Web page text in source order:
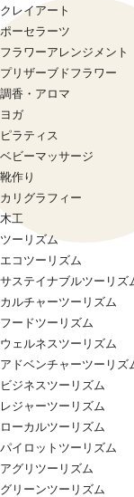
クレイアート
ポーセラーツ
フラワーアレンジメント
プリザーブドフラワー
調香・アロマ
ヨガ
ピラティス
ベビーマッサージ
靴作り
カリグラフィー
木工
ツーリズム
エコツーリズム
サステイナブルツーリズ
カルチャーツーリズム
フードツーリズム
ウェルネスツーリズム
アドベンチャーツーリズ
ビジネスツーリズム
レジャーツーリズム
ローカルツーリズム
パイロットツーリズム
アグリツーリズム
グリーンツーリズム